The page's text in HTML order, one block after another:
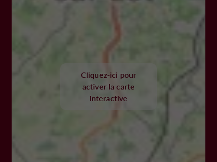
Cliquez-ici pour
activer la carte
interactive